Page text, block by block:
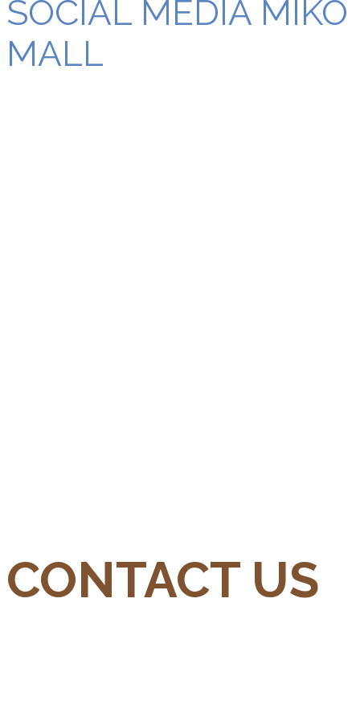
SOCIAL MEDIA MIKO
MALL
CONTACT US